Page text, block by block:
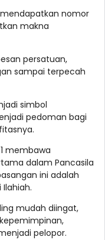
nomor
makna
persatuan,
sampai terpecah
simbol
pedoman bagi
membawa
dalam Pancasila
ini adalah
mudah diingat,
pelopor.